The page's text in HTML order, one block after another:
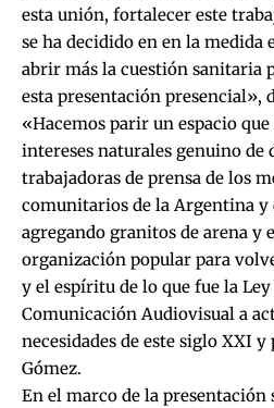
esta unión, fortalecer este
se ha decidido en en la medida
abrir más la cuestión sanitaria
esta presentación presencial»,
«Hacemos parir un espacio
intereses naturales genuino de
trabajadoras de prensa de los
comunitarios de la Argentina y
agregando granitos de arena y
organización popular para
y el espíritu de lo que fue la
Comunicación Audiovisual a
necesidades de este siglo XXI
Gómez.
En el marco de la presentación